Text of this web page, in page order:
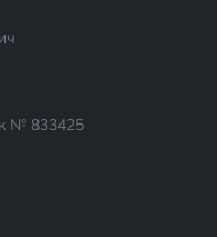
№ 833425